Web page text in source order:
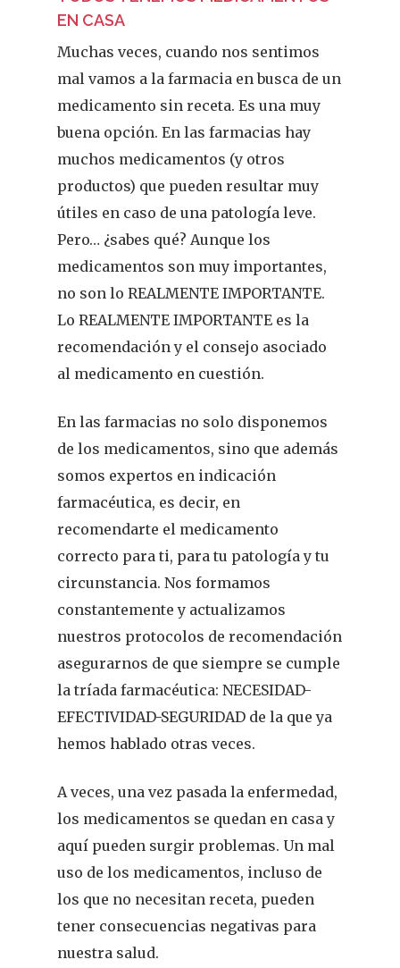
EN CASA
Muchas veces, cuando nos sentimos
mal vamos a la farmacia en busca de un
medicamento sin receta. Es una muy
buena opción. En las farmacias hay
muchos medicamentos (y otros
productos) que pueden resultar muy
útiles en caso de una patología leve.
Pero… ¿sabes qué? Aunque los
medicamentos son muy importantes,
no son lo REALMENTE IMPORTANTE.
Lo REALMENTE IMPORTANTE es la
recomendación y el consejo asociado
al medicamento en cuestión.
En las farmacias no solo disponemos
de los medicamentos, sino que además
somos expertos en indicación
farmacéutica, es decir, en
recomendarte el medicamento
correcto para ti, para tu patología y tu
circunstancia. Nos formamos
constantemente y actualizamos
nuestros protocolos de recomendación
asegurarnos de que siempre se cumple
la tríada farmacéutica: NECESIDAD-
EFECTIVIDAD-SEGURIDAD de la que ya
hemos hablado otras veces.
A veces, una vez pasada la enfermedad,
los medicamentos se quedan en casa y
aquí pueden surgir problemas. Un mal
uso de los medicamentos, incluso de
los que no necesitan receta, pueden
tener consecuencias negativas para
nuestra salud.